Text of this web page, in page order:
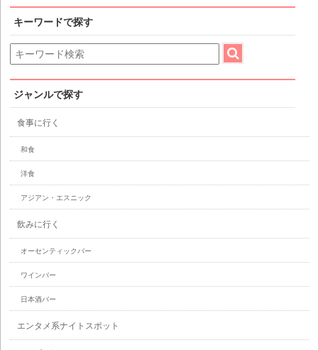
キーワードで探す
ジャンルで探す
食事に行く
和食
洋食
アジアン・エスニック
飲みに行く
オーセンティックバー
ワインバー
日本酒バー
エンタメ系ナイトスポット